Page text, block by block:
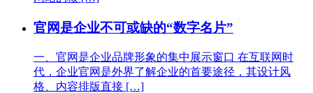
官网是企业不可或缺的“数字名片”
一、官网是企业品牌形象的集中展示窗口 在互联网时
代，企业官网是外界了解企业的首要途径，其设计风
格、内容排版直接 […]